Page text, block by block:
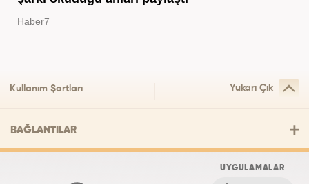
Haber7
Kullanım Şartları Yukarı Çık
BAĞLANTILAR
UYGULAMALAR